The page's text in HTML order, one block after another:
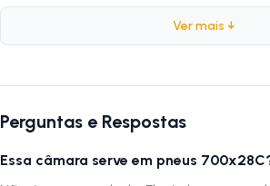
Marca:
700c (Speed/Estrada)
Composição:Borracha Butílica
Ver mais ↓
Perguntas e Respostas
Essa câmara serve em pneus